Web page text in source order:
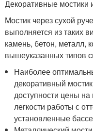
Декоративные мостики
Мостик через сухой
выполняется из таких
камень, бетон, металл,
вышеуказанных типов
Наиболее
декоративный
доступности цены на
легкости работы с
установленные